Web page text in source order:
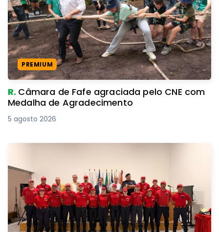
PREMIUM
R. Câmara de Fafe agraciada pelo CNE com
Medalha de Agradecimento
5 agosto 2026